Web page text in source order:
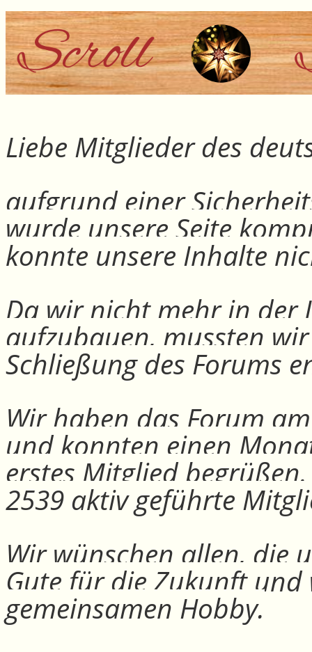
Liebe Mitglieder des
aufgrund einer
wurde unsere Seite
konnte unsere Inhalte
Da wir nicht mehr in der
aufzubauen, mussten
Schließung des Forums
Wir haben das Forum
und konnten einen
erstes Mitglied
2539 aktiv geführte
Wir wünschen allen, die
Gute für die Zukunft
gemeinsamen Hobby.